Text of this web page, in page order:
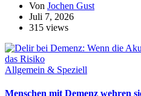
Von Jochen Gust
Juli 7, 2026
315 views
Allgemein & Speziell
Menschen mit Demenz wehren